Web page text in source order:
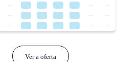
Ver a oferta